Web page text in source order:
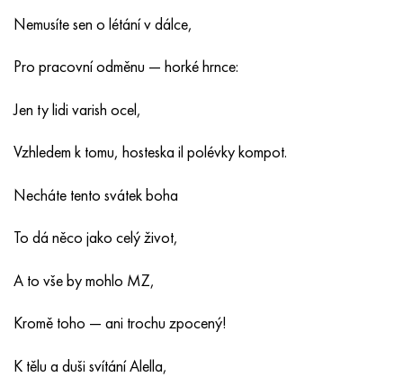
Nemusíte sen o létání v dálce,
Pro pracovní odměnu — horké hrnce:
Jen ty lidi varish ocel,
Vzhledem k tomu, hosteska il polévky kompot.
Necháte tento svátek boha
To dá něco jako celý život,
A to vše by mohlo MZ,
Kromě toho — ani trochu zpocený!
K tělu a duši svítání Alella,